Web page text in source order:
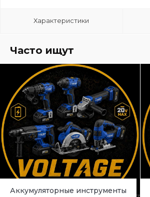
Характеристики
Часто ищут
Аккумуляторные инструменты